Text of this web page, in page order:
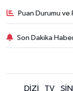
Puan Durumu ve
Son Dakika
DİZİ TV